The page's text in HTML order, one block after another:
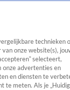
Algemeen
Tip
technieken
onze website(s),
selecteert,
onze advertenties en
en diensten te
te meten. Als je